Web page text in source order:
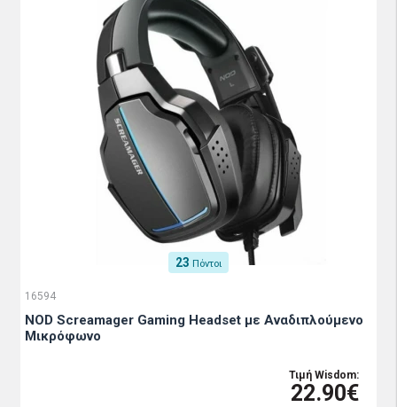
23 Πόντοι
16594
NOD Screamager Gaming Headset με Αναδιπλούμενο
Μικρόφωνο
Τιμή Wisdom:
22.90€